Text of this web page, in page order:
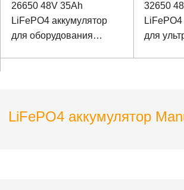
26650 48V 35Ah
LiFePO4 аккумулятор
для оборудования
32650
для
LiFePO4 аккумулятор